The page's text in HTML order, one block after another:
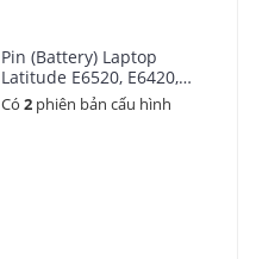
Pin (Battery) Laptop
Latitude E6520, E6420,
E5520, E5420, 6-cell 60Wh -
T54FJ
Có 2phiên bản cấu hình